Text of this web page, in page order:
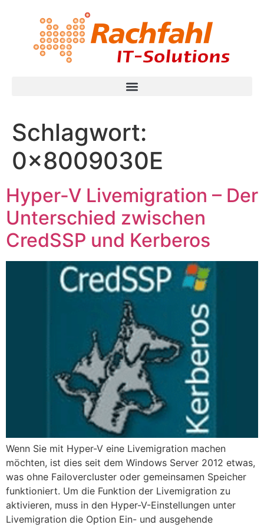
Schlagwort:
0x8009030E
Hyper-V Livemigration – Der
Unterschied zwischen
CredSSP und Kerberos
Wenn Sie mit Hyper-V eine Livemigration machen
möchten, ist dies seit dem Windows Server 2012 etwas,
was ohne Failovercluster oder gemeinsamen Speicher
funktioniert. Um die Funktion der Livemigration zu
aktivieren, muss in den Hyper-V-Einstellungen unter
Livemigration die Option Ein- und ausgehende